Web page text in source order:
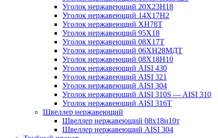
Уголок нержавеющий 20Х23Н18
Уголок нержавеющий 14Х17Н2
Уголок нержавеющий ХН78Т
Уголок нержавеющий 95Х18
Уголок нержавеющий 08Х17Т
Уголок нержавеющий 06ХН28МДТ
Уголок нержавеющий 08Х18Н10
Уголок нержавеющий AISI 430
Уголок нержавеющий AISI 321
Уголок нержавеющий AISI 304
Уголок нержавеющий AISI 310S — AISI 310
Уголок нержавеющий AISI 316T
Швеллер нержавеющий
Швеллер нержавеющий 08х18н10т
Швеллер нержавеющий AISI 304